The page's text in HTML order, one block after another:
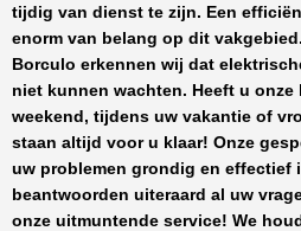
tijdig van dienst te zijn. Een
enorm van belang op dit vakgebied.
Borculo erkennen wij dat
niet kunnen wachten. Heeft u
weekend, tijdens uw vakantie of
staan altijd voor u klaar! Onze
uw problemen grondig en effectief
beantwoorden uiteraard al uw
onze uitmuntende service! We